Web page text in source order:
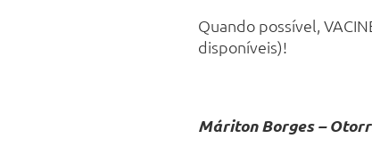
Quando possível,
disponíveis)!
Máriton Borges –